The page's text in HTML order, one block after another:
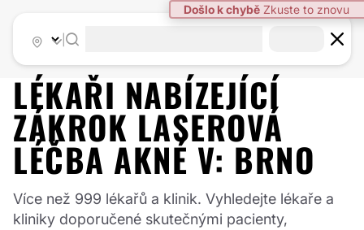
LÉKAŘI NABÍZEJÍCÍ
ZÁKROK LASEROVÁ
LÉČBA AKNÉ V: BRNO
Více než 999 lékařů a klinik. Vyhledejte lékaře a
kliniky doporučené skutečnými pacienty,